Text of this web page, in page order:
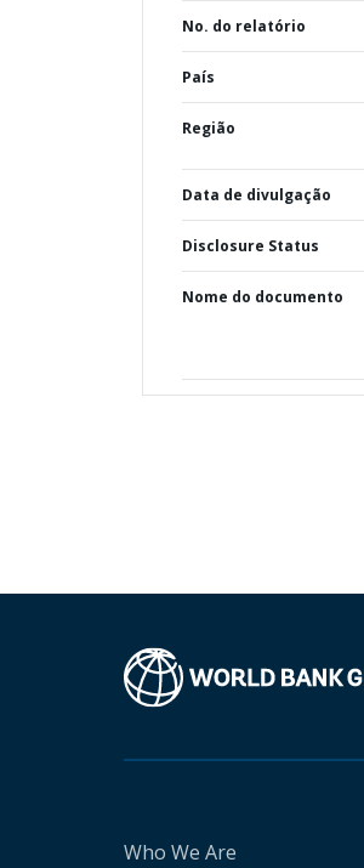
No. do relatório
País
Região
Data de divulgação
Disclosure Status
Nome do documento
Who We Are